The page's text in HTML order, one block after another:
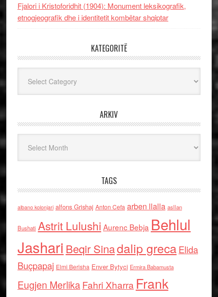
Fjalori i Kristoforidhit (1904): Monument leksikografik,
etnogjeografik dhe i identitetit kombëtar shqiptar
KATEGORITË
ARKIV
TAGS
albano kolonjari alfons Grishaj Anton Cefa arben llalla asllan
Bushati Astrit Lulushi Aurenc Bebja Behlul
Jashari Beqir Sinadalip grecaElida
Buçpapaj Elmi Berisha Enver Bytyci Ermira Babamusta
Eugjen MerlikaFahri Xharra Frank